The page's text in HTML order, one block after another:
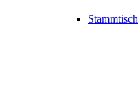
Stammtisch